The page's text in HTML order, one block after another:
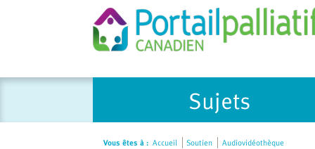
Please
Sujets
Vous êtes à : Accueil Soutien Audiovidéothèque